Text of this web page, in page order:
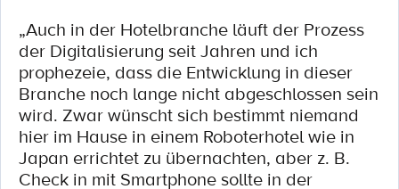
„Auch in der Hotelbranche läuft der Prozess
der Digitalisierung seit Jahren und ich
prophezeie, dass die Entwicklung in dieser
Branche noch lange nicht abgeschlossen sein
wird. Zwar wünscht sich bestimmt niemand
hier im Hause in einem Roboterhotel wie in
Japan errichtet zu übernachten, aber z. B.
Check in mit Smartphone sollte in der